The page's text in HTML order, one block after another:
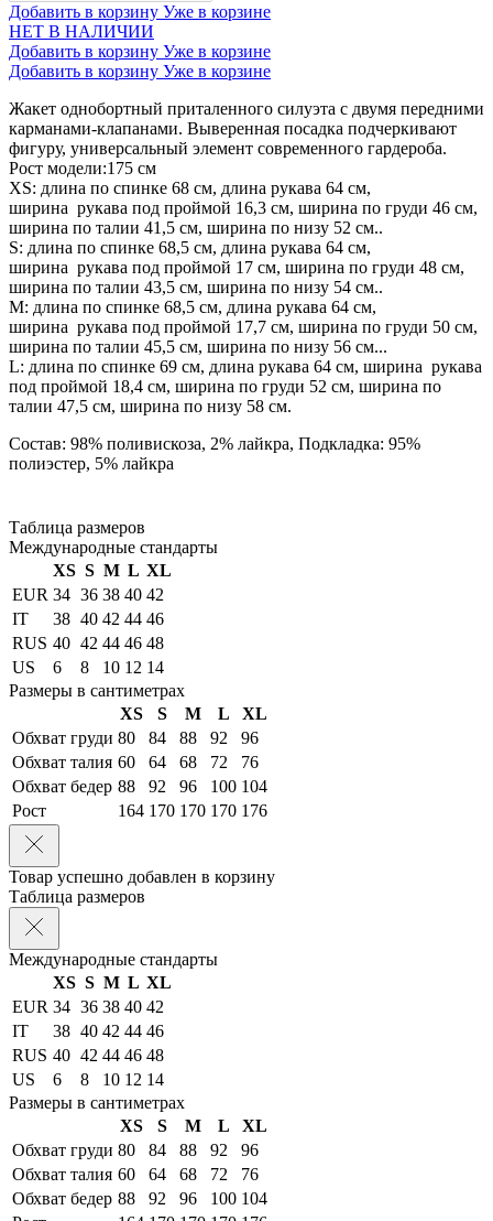
Добавить в корзину Уже в корзине
НЕТ В НАЛИЧИИ
Добавить в корзину Уже в корзине
Добавить в корзину Уже в корзине
Жакет однобортный приталенного силуэта с двумя передними
карманами-клапанами. Выверенная посадка подчеркивают
фигуру, универсальный элемент современного гардероба.
Рост модели:175 см
XS: длина по спинке 68 см, длина рукава 64 см,
ширина рукава под проймой 16,3 см, ширина по груди 46 см,
ширина по талии 41,5 см, ширина по низу 52 см..
S: длина по спинке 68,5 см, длина рукава 64 см,
ширина рукава под проймой 17 см, ширина по груди 48 см,
ширина по талии 43,5 см, ширина по низу 54 см..
М: длина по спинке 68,5 см, длина рукава 64 см,
ширина рукава под проймой 17,7 см, ширина по груди 50 см,
ширина по талии 45,5 см, ширина по низу 56 см...
L: длина по спинке 69 см, длина рукава 64 см, ширина рукава
под проймой 18,4 см, ширина по груди 52 см, ширина по
талии 47,5 см, ширина по низу 58 см.
Состав: 98% поливискоза, 2% лайкра, Подкладка: 95%
полиэстер, 5% лайкра
Таблица размеров
Международные стандарты
XS S M L XL
EUR 34 36 38 40 42
IT
38 40 42 44 46
RUS 40 42 44 46 48
US
6 8 10 12 14
Размеры в сантиметрах
XS
S M L
XL
Обхват груди 80 84 88 92
96
Обхват талия 60 64 68 72
76
Обхват бедер 88 92 96 100 104
Рост
164 170 170 170 176
Товар успешно добавлен в корзину
Таблица размеров
Международные стандарты
XS S M L XL
EUR 34 36 38 40 42
IT
38 40 42 44 46
RUS 40 42 44 46 48
US
6 8 10 12 14
Размеры в сантиметрах
XS
S M L
XL
Обхват груди 80 84 88 92
96
Обхват талия 60 64 68 72
76
Обхват бедер 88 92 96 100 104